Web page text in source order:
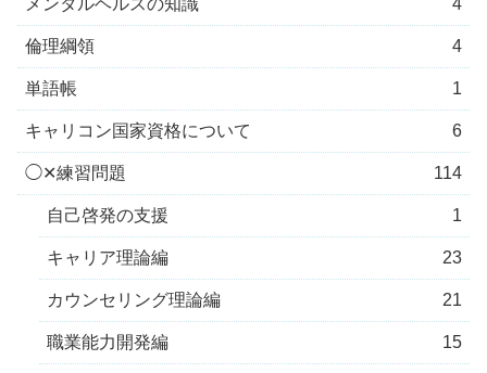
メンタルヘルスの知識 4
倫理綱領 4
単語帳 1
キャリコン国家資格について 6
◯✕練習問題 114
自己啓発の支援 1
キャリア理論編 23
カウンセリング理論編 21
職業能力開発編 15